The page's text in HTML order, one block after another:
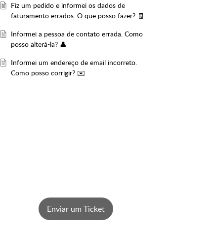
Fiz um pedido e informei os dados de
faturamento errados. O que posso fazer? 🧾
Informei a pessoa de contato errada. Como
posso alterá-la? 👤
Informei um endereço de email incorreto.
Como posso corrigir? ✉️
Enviar um Ticket